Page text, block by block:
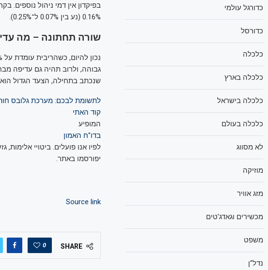
בפיקדון אין דמי ניהול נוספים.
0.16% (נע בין 0.07% ל־0.25%).
שורה תחתונה – מה
גבוהה, ולרוב תהיה גם עדיפה
שנכתב בתחילה, הצעד הגדול
לתשומת לבכם: מערכת גלובס
קוד האתי
המופיע
בדו"ח האמון
לפיו אנו פועלים. ביטויי
יפורסמו באתר.
Source link
SHARE
0
כדורגל עולמי
כדורסל
כלכלה
כלכלה בארץ
כלכלה בישראל
כלכלה בעולם
לא מסווג
מוזיקה
מזג אוויר
מכשירים וגאדג'טים
משפט
נדל"ן